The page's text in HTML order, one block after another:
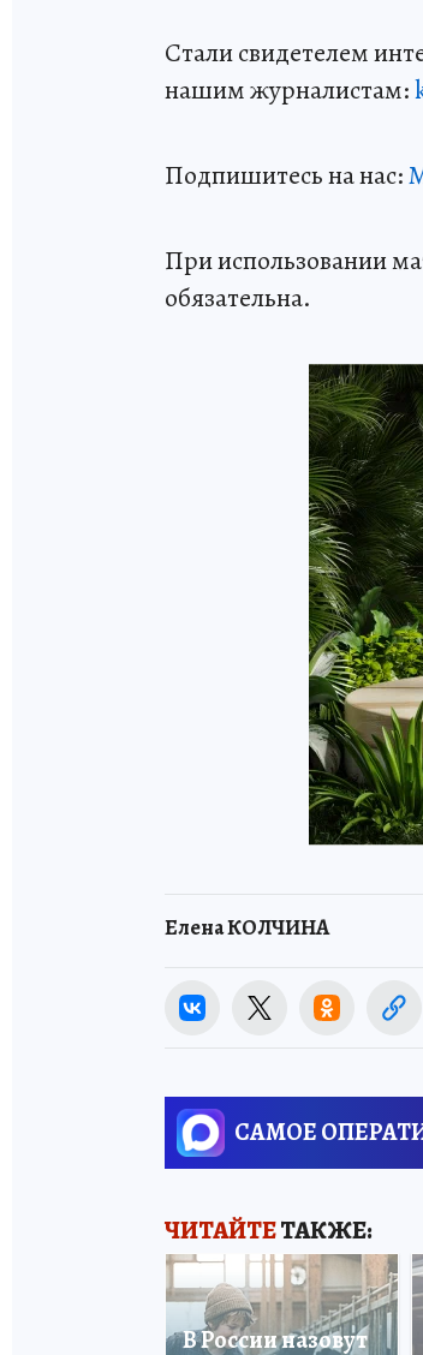
Стали свидетелем
нашим журналистам:
Подпишитесь на нас:
При использовании
обязательна.
Елена КОЛЧИНА
САМОЕ
ЧИТАЙТЕТАКЖЕ:
В России назовут